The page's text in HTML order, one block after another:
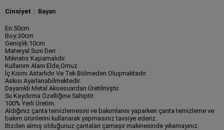
Cinsiyet Bayan
En:50cm
Boy:30cm
Genişlik:10cm
Materyal:Suni Deri
Mıknatıs Kapamalıdır.
Kullanım Alanı:Elde,Omuz
İç Kısmı Astarlıdır Ve Tek Bölmeden Oluşmaktadır.
Askısı Ayarlanabilmektedir.
Dayanıklı Metal Aksesuardan Üretilmiştir.
Su Kaydırma Özelliğine Sahiptir.
100% Yerli Üretim.
Aldığınız çanta temizlemesini ve bakımlarını yaparken çanta temizleme ve
bakım ürünlerini kullanarak yapmasınız tavsiye ederiz.
Bizden almış olduğunuz çantalari çamaşır makinesinde yıkamayınız.